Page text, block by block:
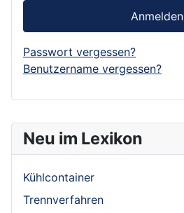
Neu im Lexikon
Kühlcontainer
Trennverfahren
Anmelden
Passwort vergessen?
Benutzername vergessen?